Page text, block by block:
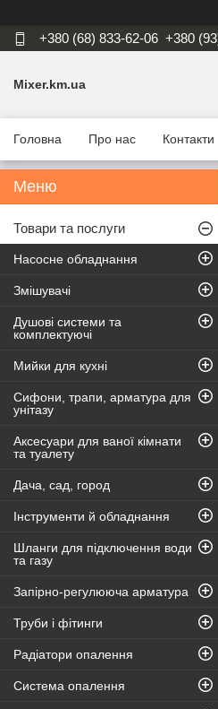
+380 (68) 833-62-06 +380
Mixer.km.ua
Головна Про нас Контакти
Товари та послуги
Насосне обладнання
Змішувачі
Душові системи та
комплектуючі
Мийки для кухні
Сифони, трапи, арматура для
унітазу
Аксесуари для ваної кімнати
та туалету
Дача, сад, город
Інструменти й обладнання
Шланги для підключення води
та газу
Запірно-регулююча арматура
Труби і фітинги
Радіатори опалення
Система опалення